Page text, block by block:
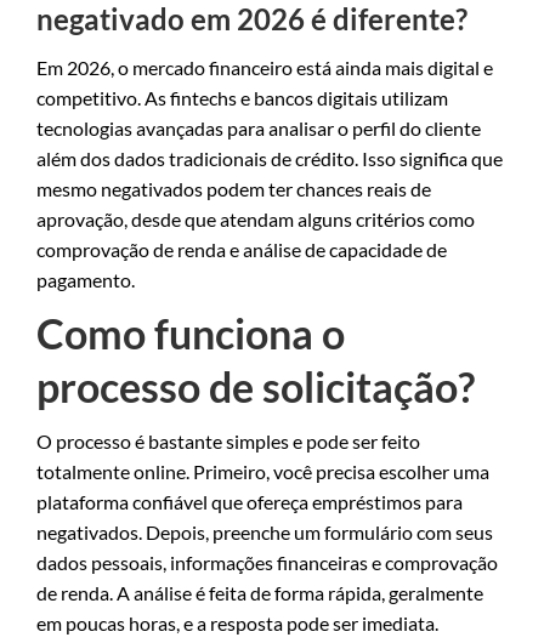
negativado em 2026 é diferente?
Em 2026, o mercado financeiro está ainda mais digital e
competitivo. As fintechs e bancos digitais utilizam
tecnologias avançadas para analisar o perfil do cliente
além dos dados tradicionais de crédito. Isso significa que
mesmo negativados podem ter chances reais de
aprovação, desde que atendam alguns critérios como
comprovação de renda e análise de capacidade de
pagamento.
Como funciona o
processo de solicitação?
O processo é bastante simples e pode ser feito
totalmente online. Primeiro, você precisa escolher uma
plataforma confiável que ofereça empréstimos para
negativados. Depois, preenche um formulário com seus
dados pessoais, informações financeiras e comprovação
de renda. A análise é feita de forma rápida, geralmente
em poucas horas, e a resposta pode ser imediata.